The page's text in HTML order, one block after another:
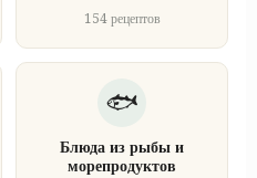
154 рецептов
Блюда из рыбы и
морепродуктов